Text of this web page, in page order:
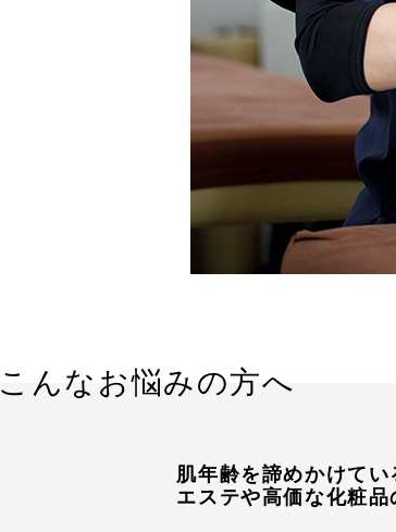
こんなお悩みの方へ
肌年齢を諦めかけてい
エステや高価な化粧